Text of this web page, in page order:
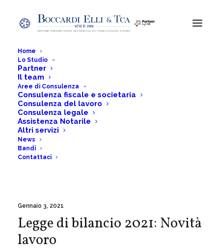
Home
Lo Studio
Partner
Il team
Aree di Consulenza
Consulenza fiscale e societaria
Consulenza del lavoro
Consulenza legale
Assistenza Notarile
Altri servizi
News
Bandi
Contattaci
novità
Home Posts Tagged "novità"
Gennaio 3, 2021
Legge di bilancio 2021: Novità
lavoro